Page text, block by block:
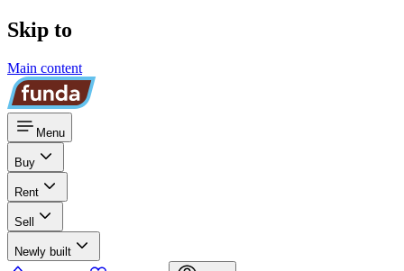
Skip to
Main content
Menu
Buy
Rent
Sell
Newly built